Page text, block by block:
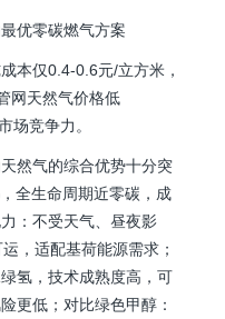
优零碳燃气方案
本仅0.4-0.6元/立方米，
网天然气价格低
场竞争力。
然气的综合优势十分突
全生命周期近零碳，成
：不受天气、昼夜影
，适配基荷能源需求；
氢，技术成熟度高，可
更低；对比绿色甲醇：